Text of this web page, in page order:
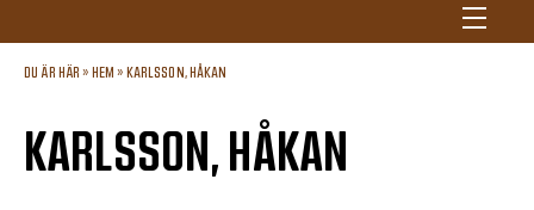
DU ÄR HÄR » HEM » KARLSSON, HÅKAN
KARLSSON, HÅKAN